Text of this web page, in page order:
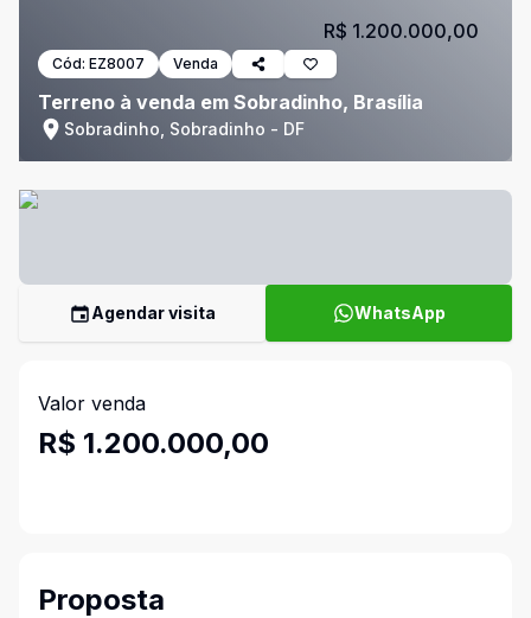
Cód: EZ8007 Venda
Terreno à venda em Sobradinho, Brasília
Sobradinho, Sobradinho - DF
R$ 1.200.000,00
Agendar visita WhatsApp
Valor venda
R$ 1.200.000,00
Proposta